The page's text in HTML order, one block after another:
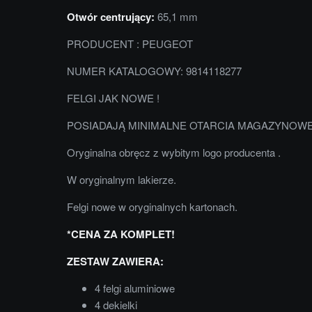
Otwór centrujący: 65,1 mm
PRODUCENT : PEUGEOT
NUMER KATALOGOWY: 9814118277
FELGI JAK NOWE !
POSIADAJĄ MINIMALNE OTARCIA
Oryginalna obręcz z wybitym logo producenta .
W oryginalnym lakierze.
Felgi nowe w oryginalnych kartonach.
*CENA ZA KOMPLET!
ZESTAW ZAWIERA:
4 felgi aluminiowe
4 dekielki